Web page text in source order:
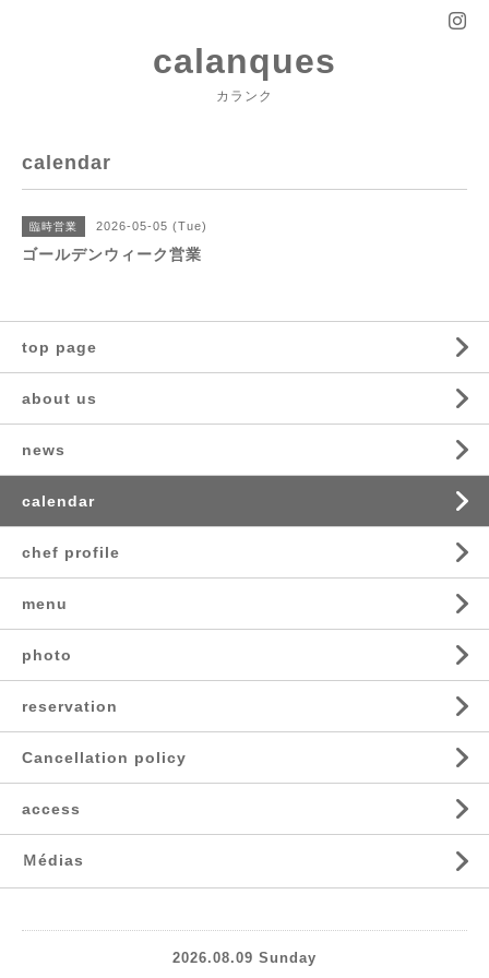
calanques
カランク
calendar
臨時営業 2026-05-05 (Tue)
ゴールデンウィーク営業
top page
about us
news
calendar
chef profile
menu
photo
reservation
Cancellation policy
access
Ｍédias
2026.08.09 Sunday